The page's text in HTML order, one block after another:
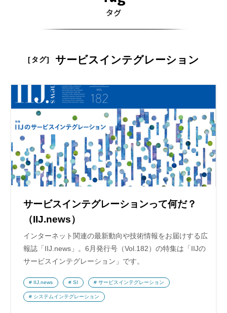
[タグ] サービスインテグレーション
サービスインテグレーションって何だ？
（IIJ.news）
インターネット関連の最新動向や技術情報をお届けする広
報誌「IIJ.news」。6月発行号（Vol.182）の特集は「IIJの
サービスインテグレーション」です。
IIJ.news SI サービスインテグレーション
システムインテグレーション